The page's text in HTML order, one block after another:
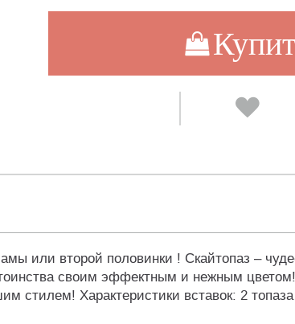
или второй половинки ! Скайтопаз –
своим эффектным и нежным
стилем! Характеристики вставок: 2